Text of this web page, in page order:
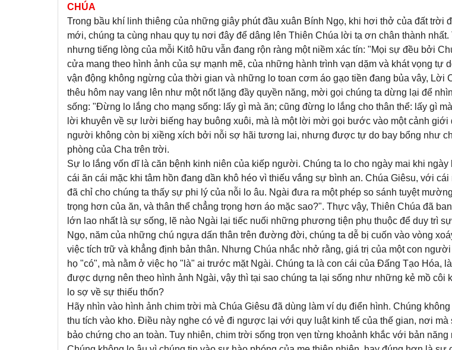
CHÚA
Trong bầu khí linh thiêng của những giây phút đầu xuân Bính Ngọ, khi hơi thở của đất trời
mới, chúng ta cùng nhau quy tụ nơi đây để dâng lên Thiên Chúa lời tạ ơn chân thành
nhưng tiếng lòng của mỗi Kitô hữu vẫn đang rộn ràng một niềm xác tín: "Mọi sự đều bởi
cửa mang theo hình ảnh của sự mạnh mẽ, của những hành trình vạn dặm và khát vọng tự
vận động không ngừng của thời gian và những lo toan cơm áo gạo tiền đang bủa vây, Lời
thêu hôm nay vang lên như một nốt lặng đầy quyền năng, mời gọi chúng ta dừng lại để
sống: "Đừng lo lắng cho mạng sống: lấy gì mà ăn; cũng đừng lo lắng cho thân thể: lấy gì
lời khuyên về sự lười biếng hay buông xuôi, mà là một lời mời gọi bước vào một cảnh
người không còn bị xiềng xích bởi nỗi sợ hãi tương lai, nhưng được tự do bay bổng như
phòng của Cha trên trời.
Sự lo lắng vốn dĩ là căn bệnh kinh niên của kiếp người. Chúng ta lo cho ngày mai khi
cái ăn cái mặc khi tâm hồn đang dần khô héo vì thiếu vắng sự bình an. Chúa Giêsu, với cái
đã chỉ cho chúng ta thấy sự phi lý của nỗi lo âu. Ngài đưa ra một phép so sánh tuyệt
trọng hơn của ăn, và thân thể chẳng trọng hơn áo mặc sao?". Thực vậy, Thiên Chúa đã
lớn lao nhất là sự sống, lẽ nào Ngài lại tiếc nuối những phương tiện phụ thuộc để duy trì
Ngọ, năm của những chú ngựa dấn thân trên đường đời, chúng ta dễ bị cuốn vào vòng
việc tích trữ và khẳng định bản thân. Nhưng Chúa nhắc nhở rằng, giá trị của một con
họ "có", mà nằm ở việc họ "là" ai trước mặt Ngài. Chúng ta là con cái của Đấng Tạo Hóa,
được dựng nên theo hình ảnh Ngài, vậy thì tại sao chúng ta lại sống như những kẻ mồ côi
lo sợ về sự thiếu thốn?
Hãy nhìn vào hình ảnh chim trời mà Chúa Giêsu đã dùng làm ví dụ điển hình. Chúng
thu tích vào kho. Điều này nghe có vẻ đi ngược lại với quy luật kinh tế của thế gian, nơi
bảo chứng cho an toàn. Tuy nhiên, chim trời sống trọn vẹn từng khoảnh khắc với bản năng